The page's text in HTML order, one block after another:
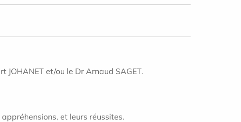
JOHANET et/ou le Dr Arnaud SAGET.
et leurs réussites.